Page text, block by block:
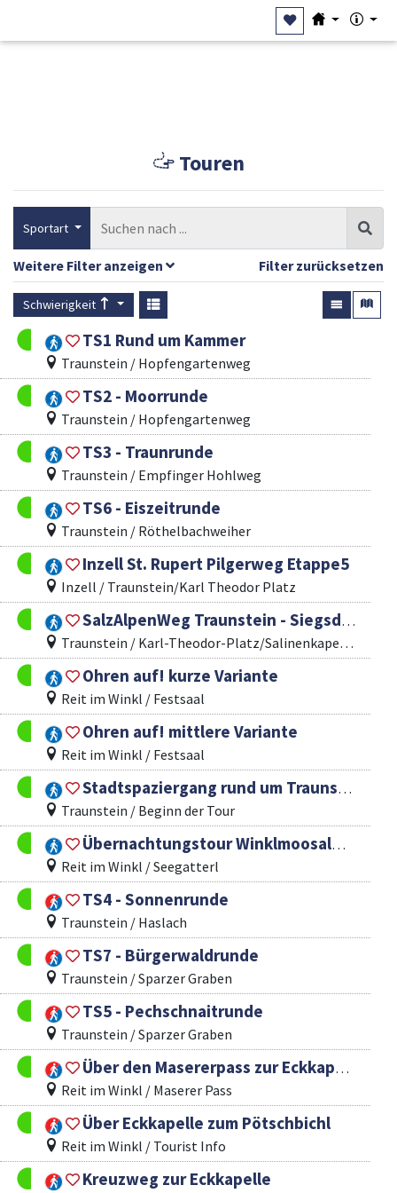
Touren
Sportart
Weitere Filter anzeigen Filter zurücksetzen
Schwierigkeit
TS1 Rund um Kammer
Traunstein / Hopfengartenweg
TS2 - Moorrunde
Traunstein / Hopfengartenweg
TS3 - Traunrunde
Traunstein / Empfinger Hohlweg
TS6 - Eiszeitrunde
Traunstein / Röthelbachweiher
Inzell St. Rupert Pilgerweg Etappe5
Inzell / Traunstein/Karl Theodor Platz
SalzAlpenWeg Traunstein - Siegsdorf - Inzell
Traunstein / Karl-Theodor-Platz/Salinenkapelle Traunstein
Ohren auf! kurze Variante
Reit im Winkl / Festsaal
Ohren auf! mittlere Variante
Reit im Winkl / Festsaal
Stadtspaziergang rund um Traunsteins Geschichte und Kultur
Traunstein / Beginn der Tour
Übernachtungstour Winklmoosalm - Eggenalm
Reit im Winkl / Seegatterl
TS4 - Sonnenrunde
Traunstein / Haslach
TS7 - Bürgerwaldrunde
Traunstein / Sparzer Graben
TS5 - Pechschnaitrunde
Traunstein / Sparzer Graben
Über den Masererpass zur Eckkapelle und Glapfalm
Reit im Winkl / Maserer Pass
Über Eckkapelle zum Pötschbichl
Reit im Winkl / Tourist Info
Kreuzweg zur Eckkapelle